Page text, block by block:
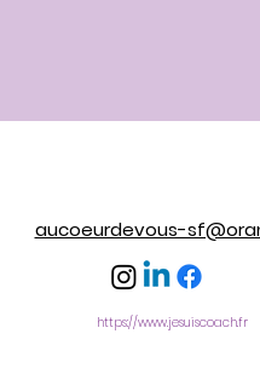
aucoeurdevous-
https://www.jesuiscoach.fr